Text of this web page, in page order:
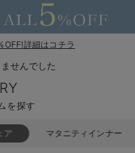
スカート
パジャマ
インナー
ベビー
MAX55%OFF ブラックフ
オフィス
きれいめ美脚パンツ派
ツィード派
王道シンプル派
短肌着
セット
快適ウェア10%OFF
ジャンパースカート/
ワーク・オフィス
カジュアル
あったかアイテム｜
10,001円（税込）〜
女の子におススメの
男の子におススメの
もらって嬉しいギフト
保温&リカバリー
レギンス・タイツ
カップ付きインナー
裏起毛素材
【冬のあったか特集
詳細はコチラ
せんでした
を探す
ア マタニティインナー